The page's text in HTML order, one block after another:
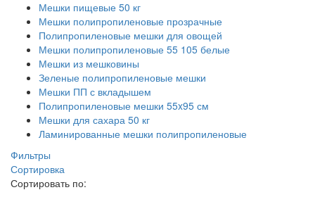
Мешки пищевые 50 кг
Мешки полипропиленовые прозрачные
Полипропиленовые мешки для овощей
Мешки полипропиленовые 55 105 белые
Мешки из мешковины
Зеленые полипропиленовые мешки
Мешки ПП с вкладышем
Полипропиленовые мешки 55x95 см
Мешки для сахара 50 кг
Ламинированные мешки полипропиленовые
Фильтры
Сортировка
Сортировать по: